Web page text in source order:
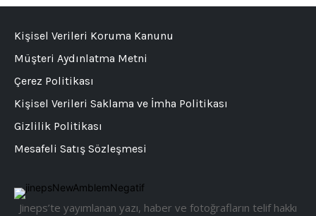
Jineps’te yayımlanan yazı, haber ve fotoğrafların telif hakkı
Kişisel Verileri Koruma Kanunu
Müşteri Aydınlatma Metni
Çerez Politikası
Kişisel Verileri Saklama ve İmha Politikası
Gizlilik Politikası
Mesafeli Satış Sözleşmesi